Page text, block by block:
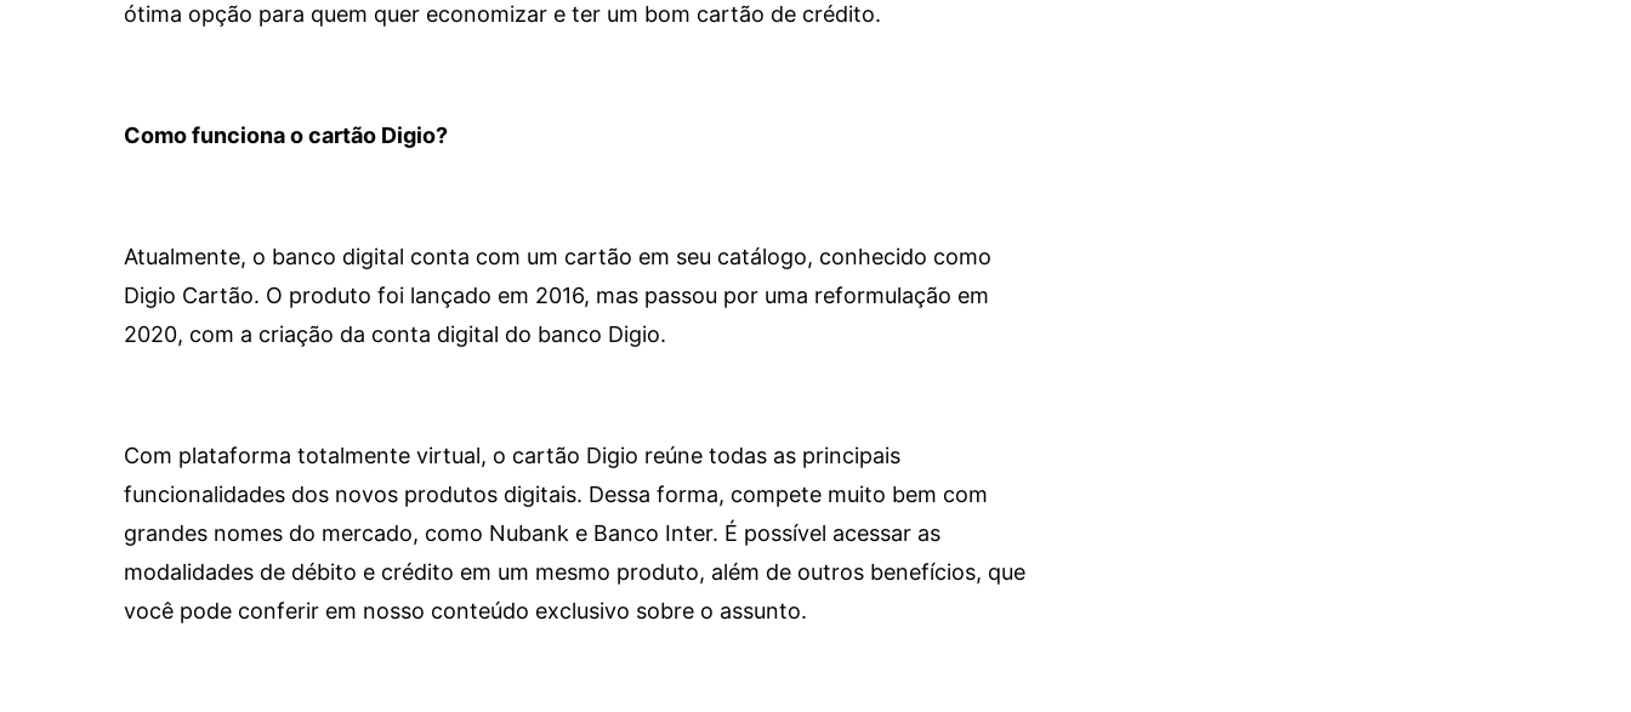
ótima opção para quem quer economizar e ter um bom cartão de crédito.
Como funciona o cartão Digio?
Atualmente, o banco digital conta com um cartão em seu catálogo, conhecido como
Digio Cartão. O produto foi lançado em 2016, mas passou por uma reformulação em
2020, com a criação da conta digital do banco Digio.
Com plataforma totalmente virtual, o cartão Digio reúne todas as principais
funcionalidades dos novos produtos digitais. Dessa forma, compete muito bem com
grandes nomes do mercado, como Nubank e Banco Inter. É possível acessar as
modalidades de débito e crédito em um mesmo produto, além de outros benefícios, que
você pode conferir em nosso conteúdo exclusivo sobre o assunto.